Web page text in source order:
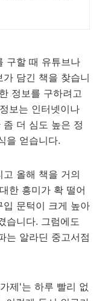
구할 때 유튜브나
담긴 책을 찾습니
정보를 구하려고
보는 인터넷이나
더 심도 높은 정
을 얻습니다.
올해 책을 거의
한 흥미가 확 떨어
문턱이 크게 높아
습니다. 그럼에도
는 알라딘 중고서점
제'는 하루 빨리 없